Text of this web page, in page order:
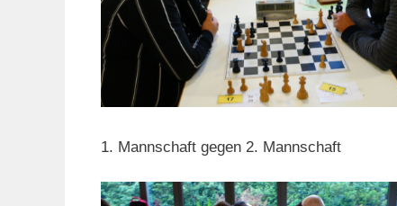
1. Mannschaft gegen 2. Mannschaft